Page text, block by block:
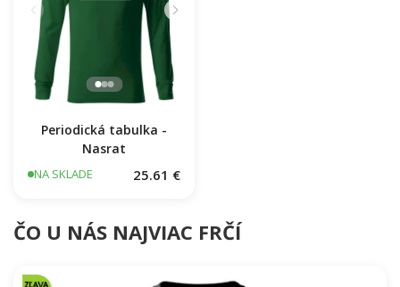
Periodická tabulka -
Nasrat
NA SKLADE 25.61 €
ČO U NÁS NAJVIAC FRČÍ